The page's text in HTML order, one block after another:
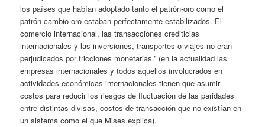
los países que habían adoptado tanto el patrón-oro como el
patrón cambio-oro estaban perfectamente estabilizados. El
comercio internacional, las transacciones crediticias
internacionales y las inversiones, transportes o viajes no eran
perjudicados por fricciones monetarias.” (en la actualidad las
empresas internacionales y todos aquellos involucrados en
actividades económicas internacionales tienen que asumir
costos para reducir los riesgos de fluctuación de las paridades
entre distintas divisas, costos de transacción que no existían en
un sistema como el que Mises explica).